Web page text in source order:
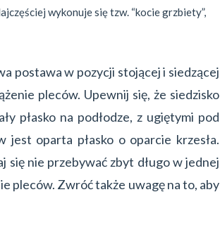
wykonuje się tzw. “kocie grzbiety”,
postawa w pozycji stojącej i siedzącej
pleców. Upewnij się, że siedzisko
płasko na podłodze, z ugiętymi pod
jest oparta płasko o oparcie krzesła.
się nie przebywać zbyt długo w jednej
pleców. Zwróć także uwagę na to, aby